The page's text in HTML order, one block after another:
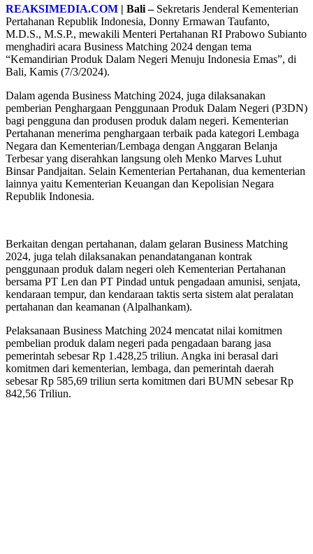
REAKSIMEDIA.COM | Bali –Sekretaris Jenderal Kementerian
Pertahanan Republik Indonesia, Donny Ermawan Taufanto,
M.D.S., M.S.P., mewakili Menteri Pertahanan RI Prabowo Subianto
menghadiri acara Business Matching 2024 dengan tema
“Kemandirian Produk Dalam Negeri Menuju Indonesia Emas”, di
Bali, Kamis (7/3/2024).
Dalam agenda Business Matching 2024, juga dilaksanakan
pemberian Penghargaan Penggunaan Produk Dalam Negeri (P3DN)
bagi pengguna dan produsen produk dalam negeri. Kementerian
Pertahanan menerima penghargaan terbaik pada kategori Lembaga
Negara dan Kementerian/Lembaga dengan Anggaran Belanja
Terbesar yang diserahkan langsung oleh Menko Marves Luhut
Binsar Pandjaitan. Selain Kementerian Pertahanan, dua kementerian
lainnya yaitu Kementerian Keuangan dan Kepolisian Negara
Republik Indonesia.
Berkaitan dengan pertahanan, dalam gelaran Business Matching
2024, juga telah dilaksanakan penandatanganan kontrak
penggunaan produk dalam negeri oleh Kementerian Pertahanan
bersama PT Len dan PT Pindad untuk pengadaan amunisi, senjata,
kendaraan tempur, dan kendaraan taktis serta sistem alat peralatan
pertahanan dan keamanan (Alpalhankam).
Pelaksanaan Business Matching 2024 mencatat nilai komitmen
pembelian produk dalam negeri pada pengadaan barang jasa
pemerintah sebesar Rp 1.428,25 triliun. Angka ini berasal dari
komitmen dari kementerian, lembaga, dan pemerintah daerah
sebesar Rp 585,69 triliun serta komitmen dari BUMN sebesar Rp
842,56 Triliun.